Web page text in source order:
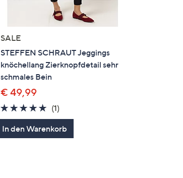
SALE
STEFFEN SCHRAUT Jeggings
knöchellang Zierknopfdetail sehr
schmales Bein
€ 49,99
5.0
von
5
(1)
Bewertungen
In den Warenkorb